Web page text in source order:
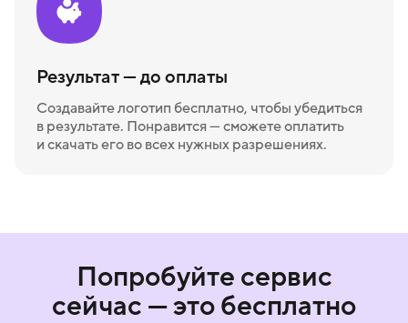
Результат — до оплаты
Создавайте логотип бесплатно, чтобы убедиться
в результате. Понравится — сможете оплатить
и скачать его во всех нужных разрешениях.
Попробуйте сервис
сейчас — это бесплатно